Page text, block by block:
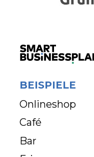
BEISPIELE
Onlineshop
Café
Bar